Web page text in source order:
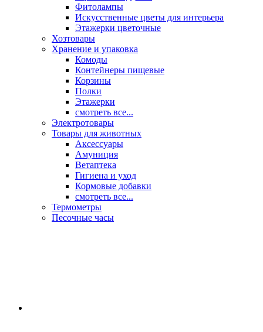
Фитолампы
Искусственные цветы для интерьера
Этажерки цветочные
Хозтовары
Хранение и упаковка
Комоды
Контейнеры пищевые
Корзины
Полки
Этажерки
смотреть все...
Электротовары
Товары для животных
Аксессуары
Амуниция
Ветаптека
Гигиена и уход
Кормовые добавки
смотреть все...
Термометры
Песочные часы